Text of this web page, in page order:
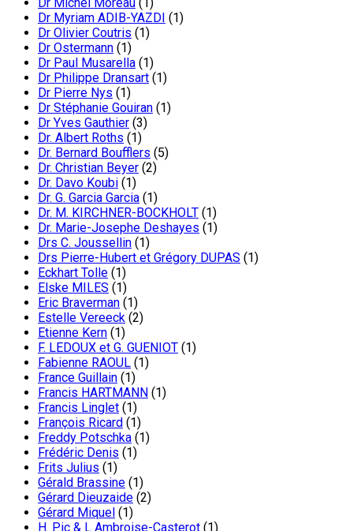
Dr Myriam ADIB-YAZDI (1)
Dr Olivier Coutris (1)
Dr Ostermann (1)
Dr Paul Musarella (1)
Dr Philippe Dransart (1)
Dr Pierre Nys (1)
Dr Stéphanie Gouiran (1)
Dr Yves Gauthier (3)
Dr. Albert Roths (1)
Dr. Bernard Boufflers (5)
Dr. Christian Beyer (2)
Dr. Davo Koubi (1)
Dr. G. Garcia Garcia (1)
Dr. M. KIRCHNER-BOCKHOLT (1)
Dr. Marie-Josephe Deshayes (1)
Drs C. Joussellin (1)
Drs Pierre-Hubert et Grégory DUPAS (1)
Eckhart Tolle (1)
Elske MILES (1)
Eric Braverman (1)
Estelle Vereeck (2)
Etienne Kern (1)
F. LEDOUX et G. GUENIOT (1)
Fabienne RAOUL (1)
France Guillain (1)
Francis HARTMANN (1)
Francis Linglet (1)
François Ricard (1)
Freddy Potschka (1)
Frédéric Denis (1)
Frits Julius (1)
Gérald Brassine (1)
Gérard Dieuzaide (2)
Gérard Miquel (1)
H. Pic & L Ambroise-Casterot (1)